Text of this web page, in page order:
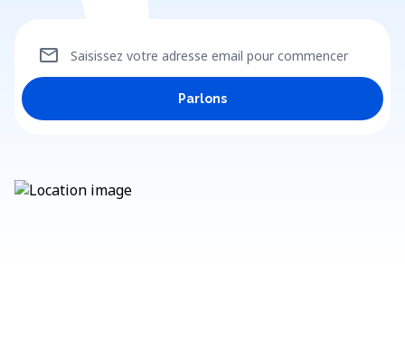
Saisissez votre adresse email pour commencer
mail
Parlons